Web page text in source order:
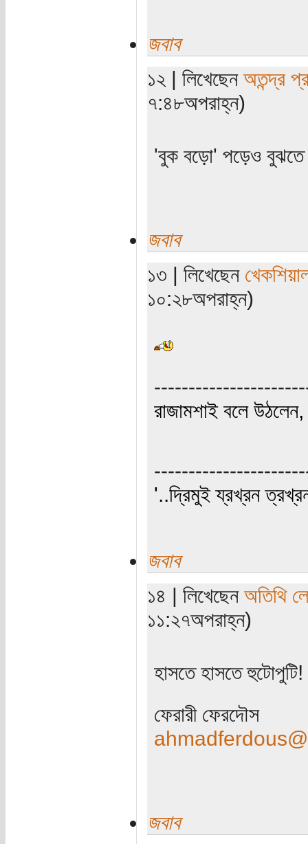
জবাব
১২ | লিখেছেন অতন্দ্র
৭:৪৮অপরাহ্ন)
'বুক বড়ো' পড়েও বুঝতে
জবাব
১৩ | লিখেছেন
১০:২৮অপরাহ্ন)
রাজামশাই বলে
'..দ্রিমুই য্রখ্রন
জবাব
১৪ | লিখেছেন অতিথি
১১:২৭অপরাহ্ন)
হাসতে হাসতে হুটোপুটি!
ফেরারী ফেরদৌস
জবাব